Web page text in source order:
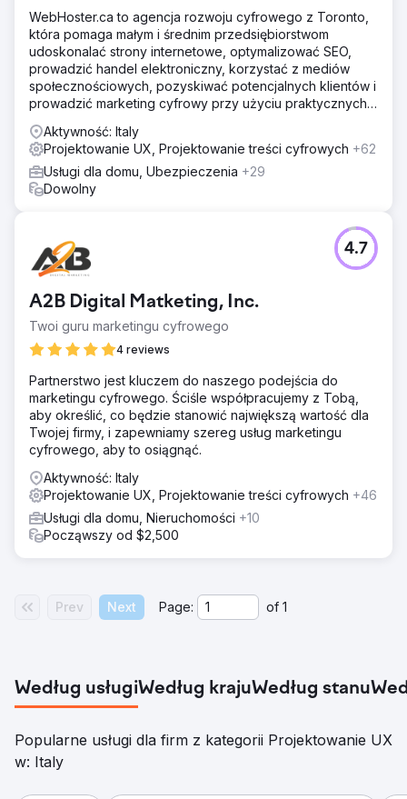
WebHoster.ca to agencja rozwoju cyfrowego z Toronto,
która pomaga małym i średnim przedsiębiorstwom
udoskonalać strony internetowe, optymalizować SEO,
prowadzić handel elektroniczny, korzystać z mediów
społecznościowych, pozyskiwać potencjalnych klientów i
prowadzić marketing cyfrowy przy użyciu praktycznych
narzędzi opartych na sztucznej inteligencji, które
zapewniają rozwój gotowy na przyszłość.
Aktywność: Italy
Projektowanie UX, Projektowanie treści cyfrowych +62
Usługi dla domu, Ubezpieczenia +29
Dowolny
A2B Digital Matketing, Inc.
Twoi guru marketingu cyfrowego
4 reviews
4.7
Partnerstwo jest kluczem do naszego podejścia do
marketingu cyfrowego. Ściśle współpracujemy z Tobą,
aby określić, co będzie stanowić największą wartość dla
Twojej firmy, i zapewniamy szereg usług marketingu
cyfrowego, aby to osiągnąć.
Aktywność: Italy
Projektowanie UX, Projektowanie treści cyfrowych +46
Usługi dla domu, Nieruchomości +10
Począwszy od $2,500
Prev Next Page: of 1
Według usługiWedług krajuWedług stanu
Popularne usługi dla firm z kategorii Projektowanie UX
w: Italy